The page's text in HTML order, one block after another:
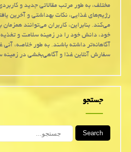
مختلف، به طور مرتب مقالاتی جدید و
رژیم‌های غذایی، نکات بهداشتی و آخرین
می‌کند. بنابراین، کاربران می‌توانند
خود، دانش خود را در زمینه سلامت و تغذیه
آگاهانه‌تر داشته باشند. به طور خلاصه، آنی
سفارش آنلاین غذا و آگاهی‌بخشی در زمینه
جستجو
Search